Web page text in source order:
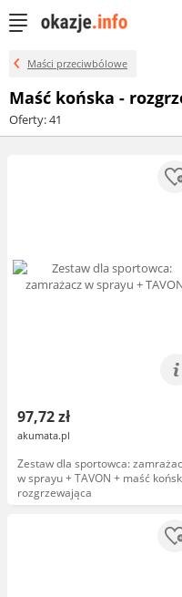
Maści przeciwbólowe
Maść końska -
Oferty: 41
97,72 zł
akumata.pl
Zestaw dla sportowca:
w sprayu + TAVON + maść
rozgrzewająca